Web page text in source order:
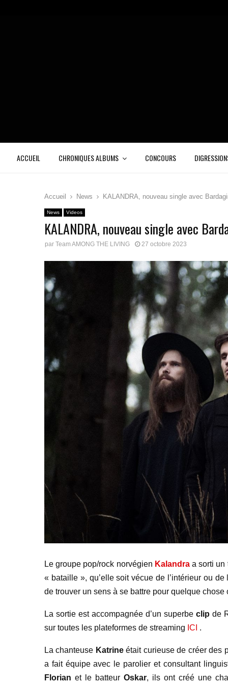
ACCUEIL CHRONIQUES ALBUMS CONCOURS
Accueil News KALANDRA, nouveau single avec
News Videos
KALANDRA, nouveau single avec
par Team AMONG THE LIVING 27 octobre 2023
Le groupe pop/rock norvégien Kalandraa sorti un
« bataille », qu’elle soit vécue de l’intérieur ou
de trouver un sens à se battre pour quelque chose
La sortie est accompagnée d’un superbeclip de
sur toutes les plateformes de streaming ICI .
La chanteuse Katrineétait curieuse de créer des
a fait équipe avec le parolier et consultant
Florian et le batteurOskar, ils ont créé une